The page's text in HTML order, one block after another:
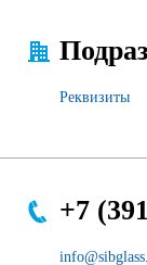
Реквизиты
+7